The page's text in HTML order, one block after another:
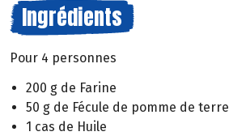
Ingrédients
Pour 4 personnes
200 g de Farine
50 g de Fécule de pomme de terre
1 cas de Huile